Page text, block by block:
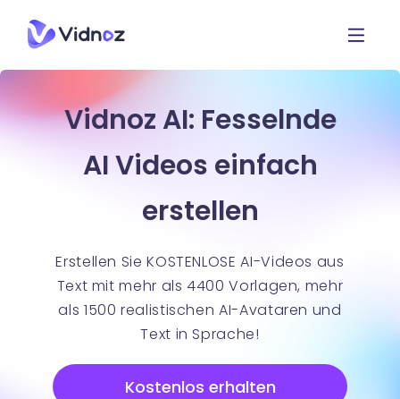
Vidnoz AI: Fesselnde
AI Videos einfach
erstellen
Erstellen Sie KOSTENLOSE AI-Videos aus
Text mit mehr als 4400 Vorlagen, mehr
als 1500 realistischen AI-Avataren und
Text in Sprache!
Kostenlos erhalten